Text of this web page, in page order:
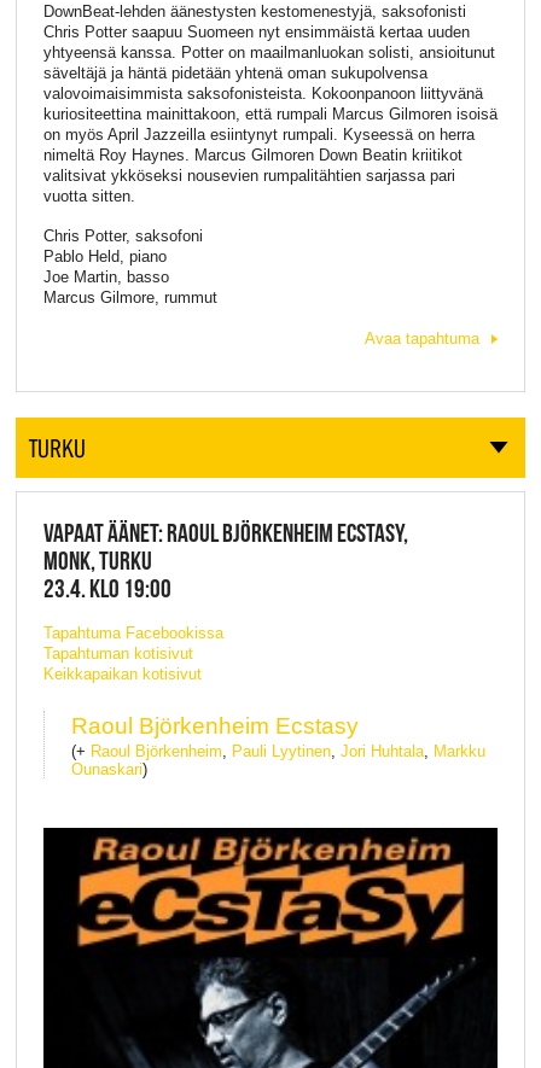
DownBeat-lehden äänestysten kestomenestyjä, saksofonisti
Chris Potter saapuu Suomeen nyt ensimmäistä kertaa uuden
yhtyeensä kanssa. Potter on maailmanluokan solisti, ansioitunut
säveltäjä ja häntä pidetään yhtenä oman sukupolvensa
valovoimaisimmista saksofonisteista. Kokoonpanoon liittyvänä
kuriositeettina mainittakoon, että rumpali Marcus Gilmoren isoisä
on myös April Jazzeilla esiintynyt rumpali. Kyseessä on herra
nimeltä Roy Haynes. Marcus Gilmoren Down Beatin kriitikot
valitsivat ykköseksi nousevien rumpalitähtien sarjassa pari
vuotta sitten.
Chris Potter, saksofoni
Pablo Held, piano
Joe Martin, basso
Marcus Gilmore, rummut
Avaa tapahtuma
TURKU
VAPAAT ÄÄNET: RAOUL BJÖRKENHEIM ECSTASY,
MONK, TURKU
23.4. KLO 19:00
Tapahtuma Facebookissa
Tapahtuman kotisivut
Keikkapaikan kotisivut
Raoul Björkenheim Ecstasy
(+ Raoul Björkenheim Pauli Lyytinen, Jori Huhtala,
Markku
Ounaskari)